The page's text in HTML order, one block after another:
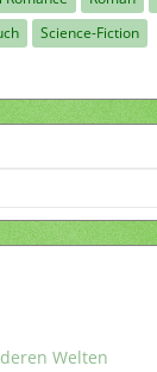
Science-Fiction
Welten